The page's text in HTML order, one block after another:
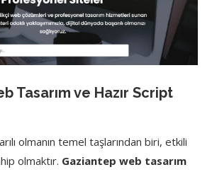
Tasarım ve Hazır Script
olmanın temel taşlarından biri, etkili
olmaktır. Gaziantep web tasarım